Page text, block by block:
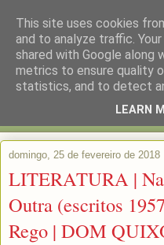
domingo, 25 de fevereiro de 2018
LITERATURA |
Outra (escritos
Rego | DOM
This site uses cookies
and to analyze traffic.
shared with Google along
metrics to ensure quality
statistics, and to detect
LEARN